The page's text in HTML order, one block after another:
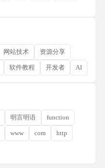
网站技术 资源分享
软件教程 开发者 AI
明言明语 function
www com http